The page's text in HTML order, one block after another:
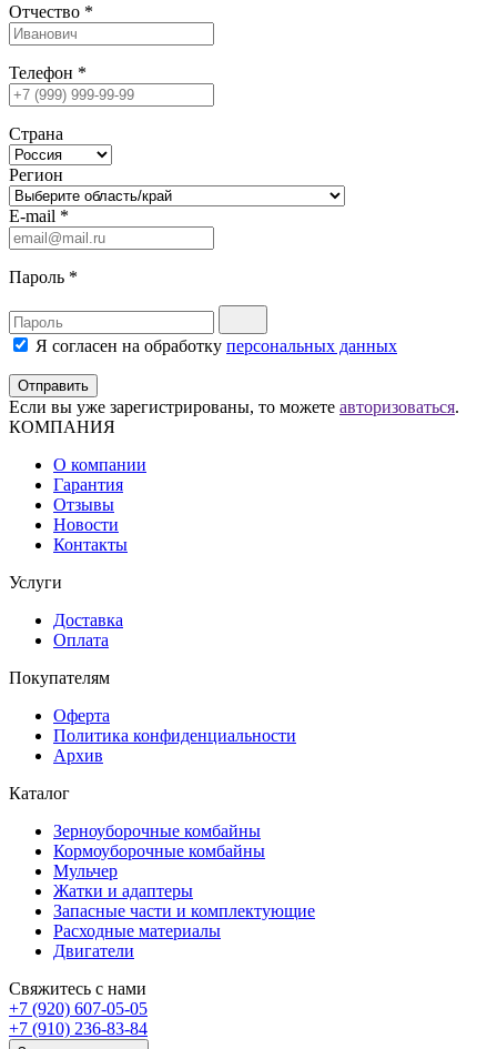
Отчество *
Телефон *
Страна
Регион
E-mail *
Пароль *
Я согласен на обработку персональных данных
Отправить
Если вы уже зарегистрированы, то можете авторизоваться.
КОМПАНИЯ
О компании
Гарантия
Отзывы
Новости
Контакты
Услуги
Доставка
Оплата
Покупателям
Оферта
Политика конфиденциальности
Архив
Каталог
Зерноуборочные комбайны
Кормоуборочные комбайны
Мульчер
Жатки и адаптеры
Запасные части и комплектующие
Расходные материалы
Двигатели
Свяжитесь с нами
+7 (920) 607-05-05
+7 (910) 236-83-84